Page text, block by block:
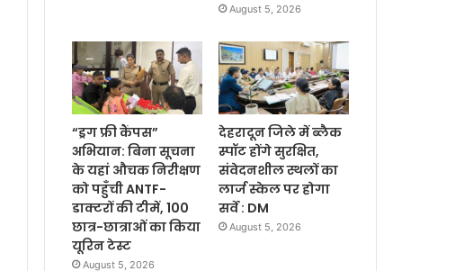
August 5, 2026
“ड्रग फ्री कैंपस”
अभियान: बिना सूचना
के यहां औचक निरीक्षण
को पहुँची ANTF-
डाक्टरों की टीमें, 100
छात्र-छात्राओं का किया
यूरिन टेस्ट
August 5, 2026
देहरादून जिले में ब्लैक
स्पॉट होंगे सुरक्षित,
संवेदनशील स्थलों का
लार्ज स्केल पर होगा
सर्वे : DM
August 5, 2026